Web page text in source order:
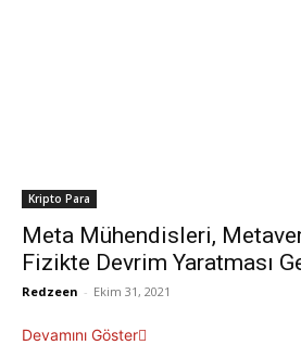
Kripto Para
Meta Mühendisleri,
Fizikte Devrim Yaratması
Redzeen - Ekim 31, 2021
Devamını Göster